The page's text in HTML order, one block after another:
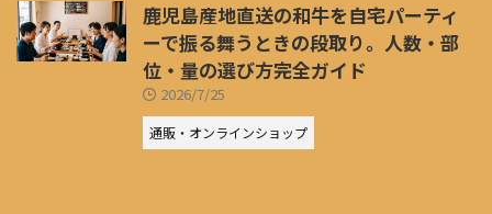
鹿児島産地直送の和牛を自宅パーティ
ーで振る舞うときの段取り。人数・部
位・量の選び方完全ガイド
2026/7/25
通販・オンラインショップ